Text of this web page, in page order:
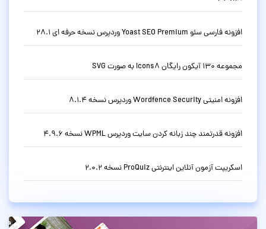
افزونه فارسی سئو Yoast SEO Premium وردپرس نسخه حرفه ای 28.1
مجموعه 130 آیکون رایگان Icons8 به صورت SVG
افزونه امنیتی Wordfence Security وردپرس نسخه 8.1.4
افزونه قدرتمند چند زبانه کردن سایت وردپرس WPML نسخه 4.9.6
اسکریپت آزمون آنلاین اینترنتی ProQuiz نسخه 2.0.2